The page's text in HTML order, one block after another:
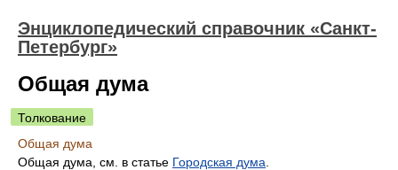
Энциклопедический справочник «Санкт-
Петербург»
Общая дума
Толкование
Общая дума
Общая дума, см. в статье Городская дума